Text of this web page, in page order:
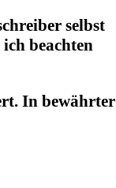
selbst
beachten
In bewährter